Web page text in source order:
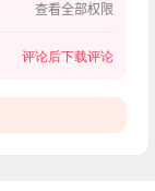
查看全部权限
评论后下载评论